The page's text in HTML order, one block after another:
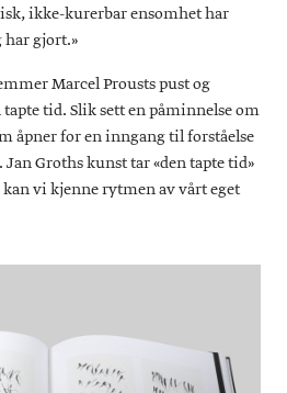
ikke-kurerbar ensomhet har
har gjort.»
Marcel Prousts pust og
tid. Slik sett en påminnelse om
åpner for en inngang til forståelse
Groths kunst tar «den tapte tid»
vi kjenne rytmen av vårt eget